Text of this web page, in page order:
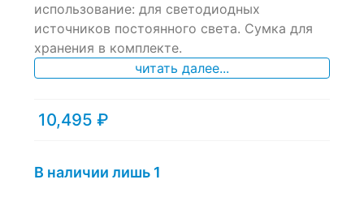
customer
ratings
использование: для светодиодных
источников постоянного света. Сумка для
хранения в комплекте.
читать далее...
10,495 ₽
В наличии лишь 1